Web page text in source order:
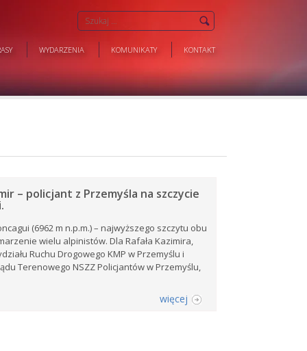
WYDARZENIA KOMUNIKATY KONTAKT
– policjant z Przemyśla na szczycie
(6962 m n.p.m.) – najwyższego szczytu obu
wielu alpinistów. Dla Rafała Kazimira,
Ruchu Drogowego KMP w Przemyślu i
Terenowego NSZZ Policjantów w Przemyślu,
więcej